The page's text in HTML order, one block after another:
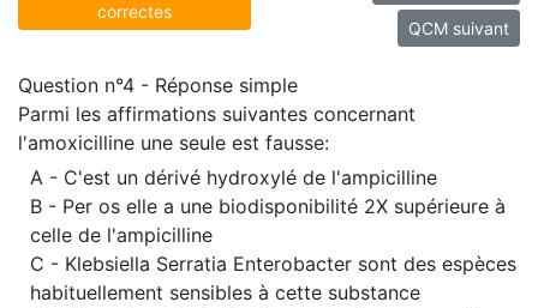
correctes
QCM suivant
Question n°4 - Réponse simple
Parmi les affirmations suivantes concernant
l'amoxicilline une seule est fausse:
A - C'est un dérivé hydroxylé de l'ampicilline
B - Per os elle a une biodisponibilité 2X supérieure à
celle de l'ampicilline
C - Klebsiella Serratia Enterobacter sont des espèces
habituellement sensibles à cette substance